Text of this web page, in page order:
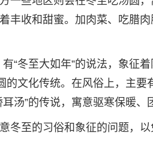
丰收和甜蜜。加肉菜、吃腊
有“冬至大如年”的说法，象征
的文化传统。在风俗上，主
汤”的传说，寓意驱寒保暖、
冬至的习俗和象征的问题，